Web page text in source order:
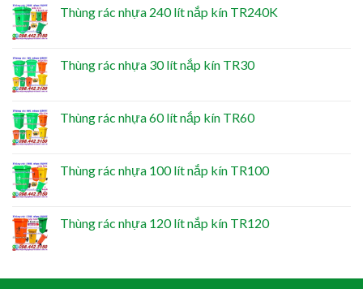
Thùng rác nhựa 240 lít nắp kín TR240K
Thùng rác nhựa 30 lít nắp kín TR30
Thùng rác nhựa 60 lít nắp kín TR60
Thùng rác nhựa 100 lít nắp kín TR100
Thùng rác nhựa 120 lít nắp kín TR120